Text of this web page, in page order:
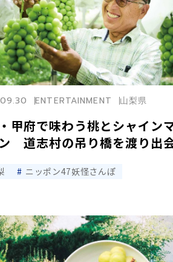
甲府で味わう桃とシャイン
道志村の吊り橋を渡り出
ENTERTAINMENT 山梨県
ニッポン47妖怪さんぽ